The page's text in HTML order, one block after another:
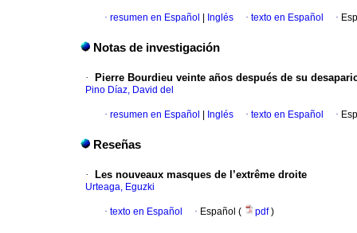
· resumen en Español Inglés · texto en Español ·
Notas de investigación
· Pierre Bourdieu veinte años después de su
Pino Díaz, David del
· resumen en Español Inglés · texto en Español ·
Reseñas
· Les nouveaux masques de l’extrême droite
Urteaga, Eguzki
· texto en Español · Español ( pdf)